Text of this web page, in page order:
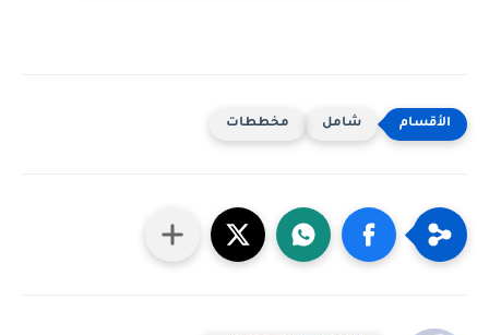
شامل مخططات